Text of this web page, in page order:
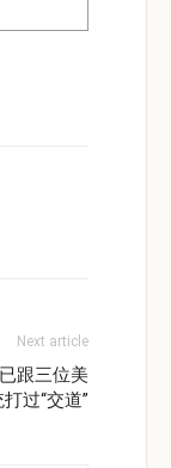
Next article
跟三位美
过“交道”